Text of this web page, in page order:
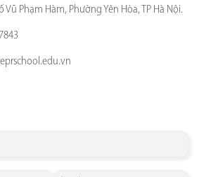
Vũ Phạm Hàm, Phường Yên Hòa, TP Hà Nội.